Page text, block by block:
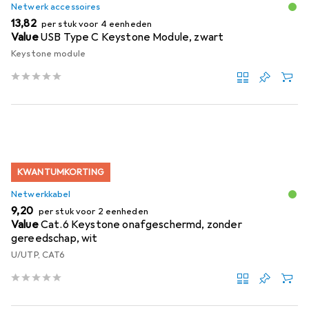
Netwerk accessoires
EUR
13,82 per stuk voor 4 eenheden
ValueUSB Type C Keystone Module, zwart
Keystone module
KWANTUMKORTING
Netwerkkabel
EUR
9,20 per stuk voor 2 eenheden
ValueCat.6 Keystone onafgeschermd, zonder
gereedschap, wit
U/UTP, CAT6